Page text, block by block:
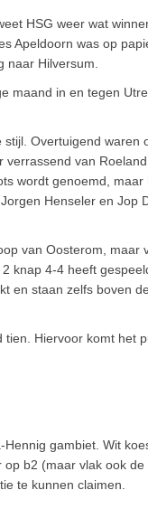
HSG weer wat
Apeldoorn was op
Hilversum.
maand in en tegen
Overtuigend waren
verrassend van
wordt genoemd,
Henseler en Jop
van Oosterom, maar
knap 4-4 heeft
en staan zelfs boven
Hiervoor komt het
gambiet. Wit
b2 (maar vlak ook
te kunnen claimen.